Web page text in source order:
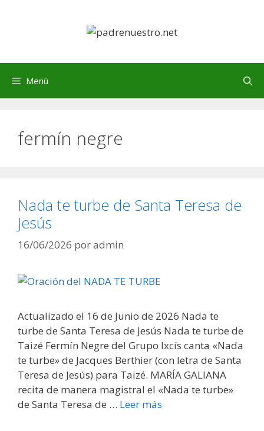
Menú
fermín negre
Nada te turbe de Santa Teresa de
Jesús
16/06/2026 poradmin
Actualizado el 16 de Junio de 2026 Nada te
turbe de Santa Teresa de Jesús Nada te turbe de
Taizé Fermín Negre del Grupo Ixcís canta «Nada
te turbe» de Jacques Berthier (con letra de Santa
Teresa de Jesús) para Taizé. MARÍA GALIANA
recita de manera magistral el «Nada te turbe»
de Santa Teresa de … Leer más